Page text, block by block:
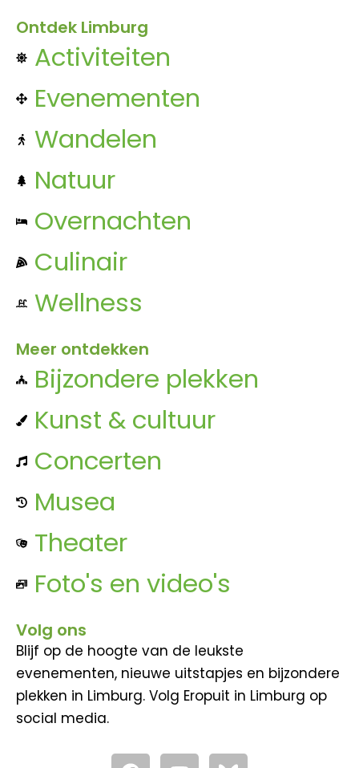
Ontdek Limburg
Activiteiten
Evenementen
Wandelen
Natuur
Overnachten
Culinair
Wellness
Meer ontdekken
Bijzondere plekken
Kunst & cultuur
Concerten
Musea
Theater
Foto's en video's
Volg ons
Blijf op de hoogte van de leukste
evenementen, nieuwe uitstapjes en bijzondere
plekken in Limburg. Volg Eropuit in Limburg op
social media.
F Y